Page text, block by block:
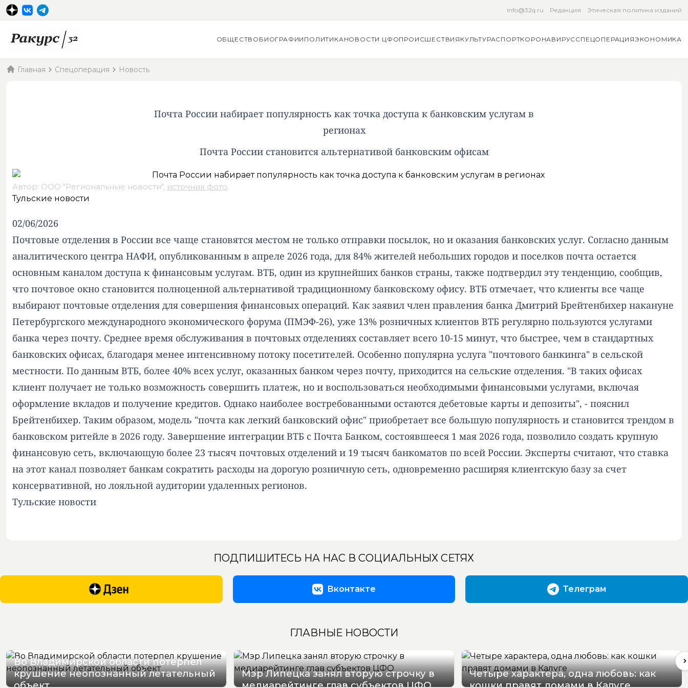
info@32q.ru Редакция Этическая политика изданий
ОБЩЕСТВО БИОГРАФИИ ПОЛИТИКАНОВОСТИ ЦФОПРОИСШЕСТВИЯ КУЛЬТУРАСПОРТКОРОНАВИРУССПЕЦОПЕРАЦИЯЭКОНОМИКА
Главная Спецоперация Новость
Почта России набирает популярность как точка доступа к банковским услугам в
регионах
Почта России становится альтернативой банковским офисам
Автор: ООО "Региональные новости", источник фото.
Тульские новости
02/06/2026
Почтовые отделения в России все чаще становятся местом не только отправки посылок, но и оказания банковских услуг. Согласно данным
аналитического центра НАФИ, опубликованным в апреле 2026 года, для 84% жителей небольших городов и поселков почта остается
основным каналом доступа к финансовым услугам. ВТБ, один из крупнейших банков страны, также подтвердил эту тенденцию, сообщив,
что почтовое окно становится полноценной альтернативой традиционному банковскому офису. ВТБ отмечает, что клиенты все чаще
выбирают почтовые отделения для совершения финансовых операций. Как заявил член правления банка Дмитрий Брейтенбихер накануне
Петербургского международного экономического форума (ПМЭФ-26), уже 13% розничных клиентов ВТБ регулярно пользуются услугами
банка через почту. Среднее время обслуживания в почтовых отделениях составляет всего 10-15 минут, что быстрее, чем в стандартных
банковских офисах, благодаря менее интенсивному потоку посетителей. Особенно популярна услуга "почтового банкинга" в сельской
местности. По данным ВТБ, более 40% всех услуг, оказанных банком через почту, приходится на сельские отделения. "В таких офисах
клиент получает не только возможность совершить платеж, но и воспользоваться необходимыми финансовыми услугами, включая
оформление вкладов и получение кредитов. Однако наиболее востребованными остаются дебетовые карты и депозиты", - пояснил
Брейтенбихер. Таким образом, модель "почта как легкий банковский офис" приобретает все большую популярность и становится трендом в
банковском ритейле в 2026 году. Завершение интеграции ВТБ с Почта Банком, состоявшееся 1 мая 2026 года, позволило создать крупную
финансовую сеть, включающую более 23 тысяч почтовых отделений и 19 тысяч банкоматов по всей России. Эксперты считают, что ставка
на этот канал позволяет банкам сократить расходы на дорогую розничную сеть, одновременно расширяя клиентскую базу за счет
консервативной, но лояльной аудитории удаленных регионов.
Тульские новости
ПОДПИШИТЕСЬ НА НАС В СОЦИАЛЬНЫХ СЕТЯХ
Вконтакте Телеграм
ГЛАВНЫЕ НОВОСТИ
Во Владимирской области потерпел
крушение неопознанный летательный
объект
Мэр Липецка занял вторую строчку в
медиарейтинге глав субъектов ЦФО
Четыре характера, одна любовь: как
кошки правят домами в Калуге